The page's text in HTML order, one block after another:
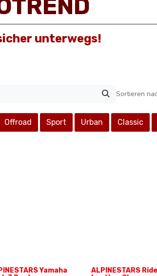
unterwegs!
Sortieren
Offroad Sport Urban Classic
Yamaha
ALPINESTARS